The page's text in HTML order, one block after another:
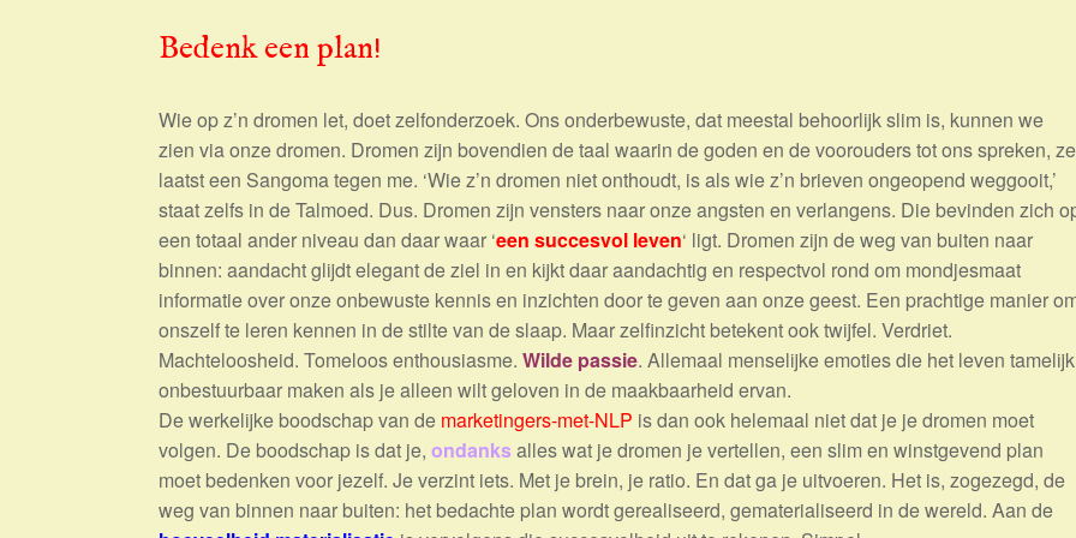
Bedenk een plan!
Wie op z’n dromen let, doet zelfonderzoek. Ons onderbewuste, dat meestal behoorlijk slim is, kunnen we
zien via onze dromen. Dromen zijn bovendien de taal waarin de goden en de voorouders tot ons spreken,
laatst een Sangoma tegen me. ‘Wie z’n dromen niet onthoudt, is als wie z’n brieven ongeopend weggooit,’
staat zelfs in de Talmoed. Dus. Dromen zijn vensters naar onze angsten en verlangens. Die bevinden zich
een totaal ander niveau dan daar waar ‘een succesvol leven‘ ligt. Dromen zijn de weg van buiten naar
binnen: aandacht glijdt elegant de ziel in en kijkt daar aandachtig en respectvol rond om mondjesmaat
informatie over onze onbewuste kennis en inzichten door te geven aan onze geest. Een prachtige manier
onszelf te leren kennen in de stilte van de slaap. Maar zelfinzicht betekent ook twijfel. Verdriet.
Machteloosheid. Tomeloos enthousiasme. Wilde passie. Allemaal menselijke emoties die het leven tamelijk
onbestuurbaar maken als je alleen wilt geloven in de maakbaarheid ervan.
De werkelijke boodschap van de marketingers-met-NLP is dan ook helemaal niet dat je je dromen moet
volgen. De boodschap is dat je, ondanks alles wat je dromen je vertellen, een slim en winstgevend plan
moet bedenken voor jezelf. Je verzint iets. Met je brein, je ratio. En dat ga je uitvoeren. Het is, zogezegd, de
weg van binnen naar buiten: het bedachte plan wordt gerealiseerd, gematerialiseerd in de wereld. Aan de